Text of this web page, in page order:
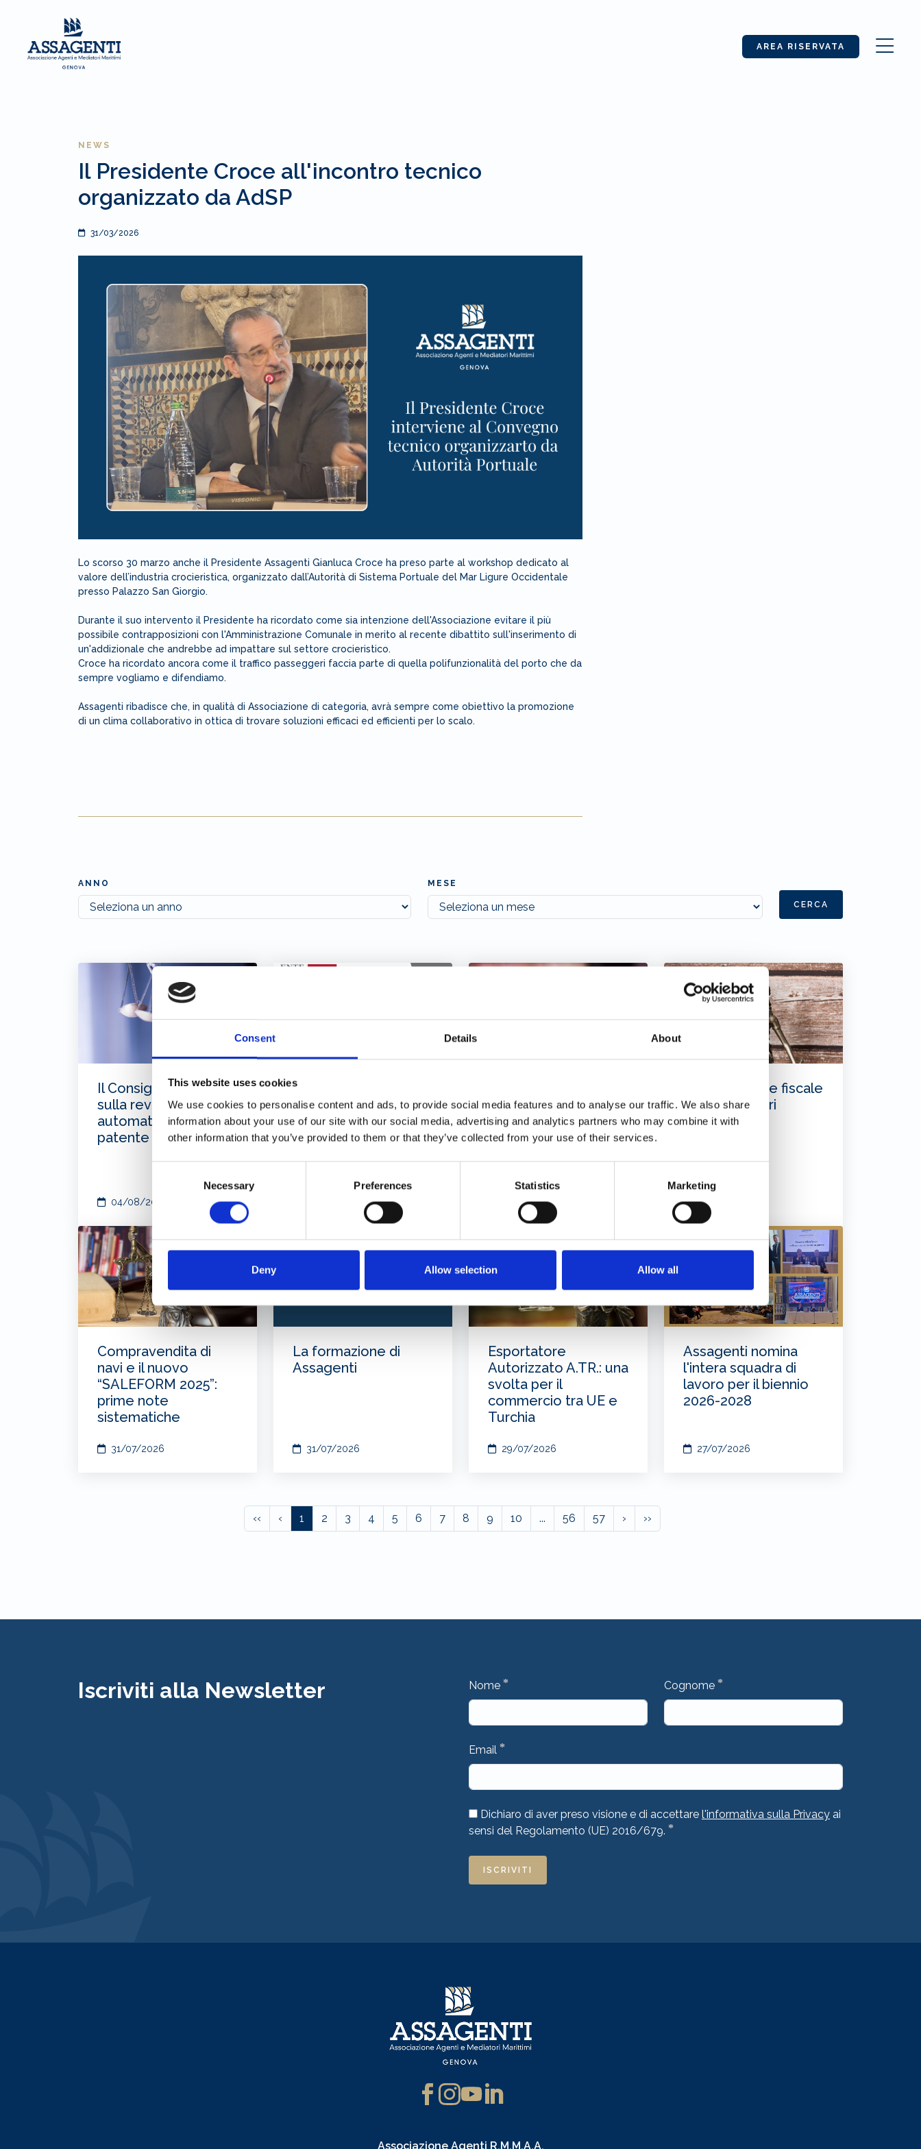
Consent Details About
This website uses cookies
We use cookies to personalise content and ads, to provide social media features and to analyse our traffic. We also share
information about your use of our site with our social media, advertising and analytics partners who may combine it with
other information that you’ve provided to them or that they’ve collected from your use of their services.
Necessary Preferences Statistics Marketing
Deny Allow selection Allow all
AREA RISERVATA
NEWS
Il Presidente Croce all'incontro tecnico
organizzato da AdSP
31/03/2026
Lo scorso 30 marzo anche il Presidente Assagenti Gianluca Croce ha preso parte al workshop dedicato al
valore dell’industria crocieristica, organizzato dall’Autorità di Sistema Portuale del Mar Ligure Occidentale
presso Palazzo San Giorgio.
Durante il suo intervento il Presidente ha ricordato come sia intenzione dell'Associazione evitare il più
possibile contrapposizioni con l'Amministrazione Comunale in merito al recente dibattito sull'inserimento di
un'addizionale che andrebbe ad impattare sul settore crocieristico.
Croce ha ricordato ancora come il traffico passeggeri faccia parte di quella polifunzionalità del porto che da
sempre vogliamo e difendiamo.
Assagenti ribadisce che, in qualità di Associazione di categoria, avrà sempre come obiettivo la promozione
di un clima collaborativo in ottica di trovare soluzioni efficaci ed efficienti per lo scalo.
ANNO MESE
CERCA
Il Consiglio di Stato
sulla revoca
automatica della
patente nautica
04/08/2026
EBN - Gli
aggiornamenti di
luglio 2026
la proposta di
revisione della
Commissione Ue per
04/08/2026
Nuovo regime fiscale
per i lavoratori
marittimi
31/07/2026
Compravendita di
navi e il nuovo
“SALEFORM 2025”:
prime note
sistematiche
31/07/2026
La formazione di
Assagenti
31/07/2026
Esportatore
Autorizzato A.TR.: una
svolta per il
commercio tra UE e
Turchia
29/07/2026
Assagenti nomina
l'intera squadra di
lavoro per il biennio
2026-2028
27/07/2026
‹‹ ‹ 1 2 3 4 5 6 7 8 9 10 ... 56 57 › ››
Iscriviti alla Newsletter Nome * Cognome *
Email *
Dichiaro di aver preso visione e di accettare l'informativa sulla Privacy ai
sensi del Regolamento (UE) 2016/679. *
ISCRIVITI
Associazione Agenti R.M.M.A.A.